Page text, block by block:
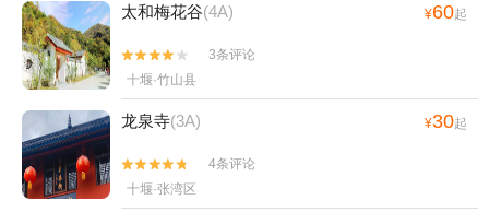
太和梅花谷(4A) ¥60起


3条评论
十堰·竹山县
龙泉寺(3A) ¥30起


4条评论
十堰·张湾区